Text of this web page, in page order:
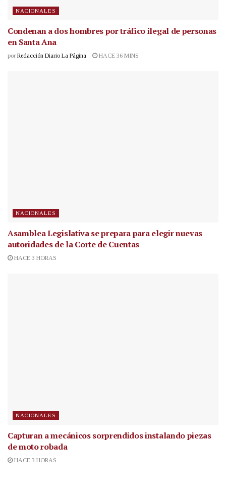
NACIONALES
Condenan a dos hombres por tráfico ilegal de personas
en Santa Ana
por Redacción Diario La Página HACE 36 MINS
NACIONALES
Asamblea Legislativa se prepara para elegir nuevas
autoridades de la Corte de Cuentas
HACE 3 HORAS
NACIONALES
Capturan a mecánicos sorprendidos instalando piezas
de moto robada
HACE 3 HORAS